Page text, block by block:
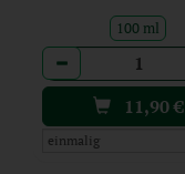
100 ml
Anzahl
11,90€